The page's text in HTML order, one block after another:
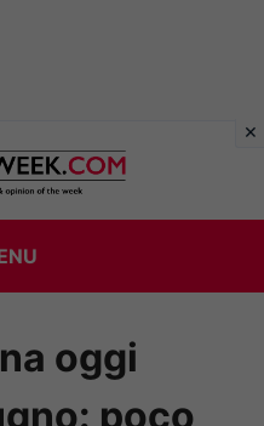
oggi
poco